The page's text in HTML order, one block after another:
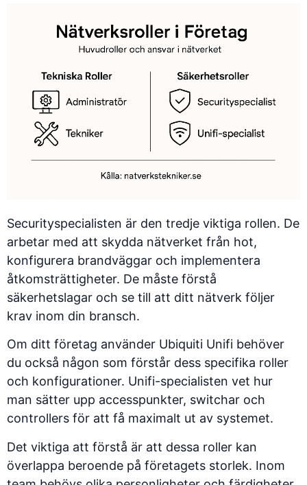
Securityspecialisten är den tredje viktiga rollen. De
arbetar med att skydda nätverket från hot,
konfigurera brandväggar och implementera
åtkomsträttigheter. De måste förstå
säkerhetslagar och se till att ditt nätverk följer
krav inom din bransch.
Om ditt företag använder Ubiquiti Unifi behöver
du också någon som förstår dess specifika roller
och konfigurationer. Unifi-specialisten vet hur
man sätter upp accesspunkter, switchar och
controllers för att få maximalt ut av systemet.
Det viktiga att förstå är att dessa roller kan
överlappa beroende på företagets storlek. Inom